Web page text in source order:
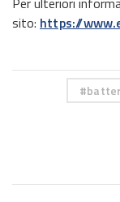
sito: https://